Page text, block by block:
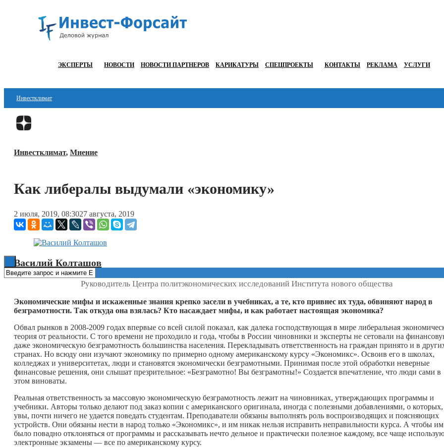
ЭКСПЕРТЫ НОВОСТИ НОВОСТИ ПАРТНЕРОВ КАРИКАТУРЫ СПЕЦПРОЕКТЫ КОНТАКТЫ РЕКЛАМА УСЛУГИ
Инвестклимат
Финансы
Блокчейн
ESG
Инвестклимат, Мнение
Как либералы выдумали «экономику»
2 июля, 2019, 08:3027 августа, 2019
Василий Колташов
Руководитель Центра политэкономических исследований Института нового общества
Экономические мифы и искаженные знания крепко засели в учебниках, а те, кто привнес их туда, обвиняют народ в
безграмотности. Так откуда она взялась? Кто насаждает мифы, и как работает настоящая экономика?
Обвал рынков в 2008‑2009 годах впервые со всей силой показал, как далека господствующая в мире либеральная
теория от реальности. С того времени не проходило и года, чтобы в России чиновники и эксперты не сетовали на
даже экономическую безграмотность большинства населения. Перекладывать ответственность на граждан принято и в
странах. Но всюду они изучают экономику по примерно одному американскому курсу «Экономикс». Освоив его в школах,
колледжах и университетах, люди и становятся экономически безграмотными. Принимая после этой обработки неверные
финансовые решения, они слышат презрительное: «Безграмотно! Вы безграмотны!» Создается впечатление, что люди сами в
этом виноваты.
Реальная ответственность за массовую экономическую безграмотность лежит на чиновниках, утверждающих программы и
учебники. Авторы только делают под заказ копии с американского оригинала, иногда с полезными добавлениями, о которых,
увы, почти ничего не удается поведать студентам. Преподаватели обязаны выполнять роль воспроизводящих и поясняющих
устройств. Они обязаны нести в народ только «Экономикс», и им никак нельзя исправить неправильности курса. А чтобы
было повадно отклоняться от программы и рассказывать нечто дельное и практически полезное каждому, все чаще
электронные экзамены — все по американскому курсу.